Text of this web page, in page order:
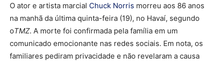
O ator e artista marcial Chuck Norris morreu aos 86 anos
na manhã da última quinta-feira (19), no Havaí, segundo
oTMZ. A morte foi confirmada pela família em um
comunicado emocionante nas redes sociais. Em nota, os
familiares pediram privacidade e não revelaram a causa